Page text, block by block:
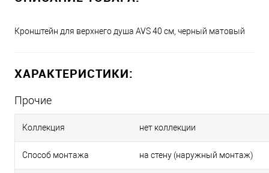
Кронштейн для верхнего душа AVS 40 см, черный матовый
ХАРАКТЕРИСТИКИ:
Прочие
Коллекция нет коллекции
Способ монтажа на стену (наружный монтаж)